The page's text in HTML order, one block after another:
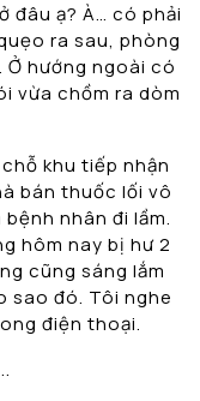
đâu ạ? À… có phải
ra sau, phòng
Ở hướng ngoài có
vừa chồm ra dòm
khu tiếp nhận
bán thuốc lối vô
nhân đi lầm.
hôm nay bị hư 2
cũng sáng lắm
sao đó. Tôi nghe
điện thoại.